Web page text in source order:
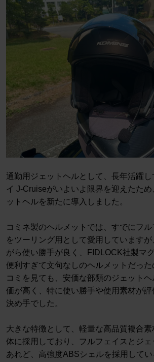
通勤用ジェットヘルとして、長年活躍
イ J-Cruiseがいよいよ限界を迎えたた
ットヘルを新たに導入しました。
コミネ製のヘルメットでは、すでにフ
をツーリング用として愛用しています
がら使い勝手が良く、FIDLOCK社製マ
便利すぎて文句なしのヘルメットだっ
コミを見ても、安価な部類のジェット
価が高く、特に使い勝手や使用素材が
決め手でした。
大きな特徴として、軽量な高品質複合
体に採用しており、フルフェイスとジ
あれど、高強度ABSシェルを採用して